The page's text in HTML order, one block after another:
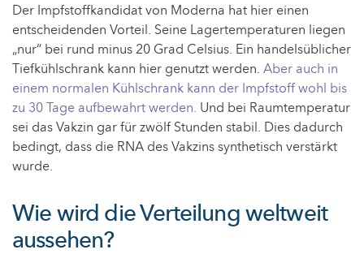
Der Impfstoffkandidat von Moderna hat hier einen
entscheidenden Vorteil. Seine Lagertemperaturen liegen
„nur“ bei rund minus 20 Grad Celsius. Ein handelsüblicher
Tiefkühlschrank kann hier genutzt werden. Aber auch in
einem normalen Kühlschrank kann der Impfstoff wohl bis
zu 30 Tage aufbewahrt werden. Und bei Raumtemperatur
sei das Vakzin gar für zwölf Stunden stabil. Dies dadurch
bedingt, dass die RNA des Vakzins synthetisch verstärkt
wurde.
Wie wird die Verteilung weltweit
aussehen?